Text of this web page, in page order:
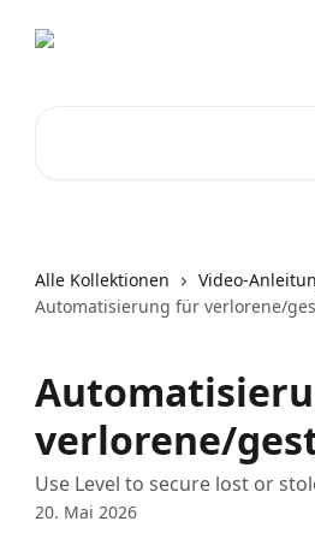
Alle Kollektionen Video-
Automatisierung für verlorene/
verlorene/
Use Level to secure lost or
20. Mai 2026